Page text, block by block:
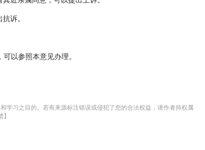
行动纲领、计划、方案的；
严重、造成严重后果或者造成特别恶劣
年以下有期徒刑、拘役、管制或者剥